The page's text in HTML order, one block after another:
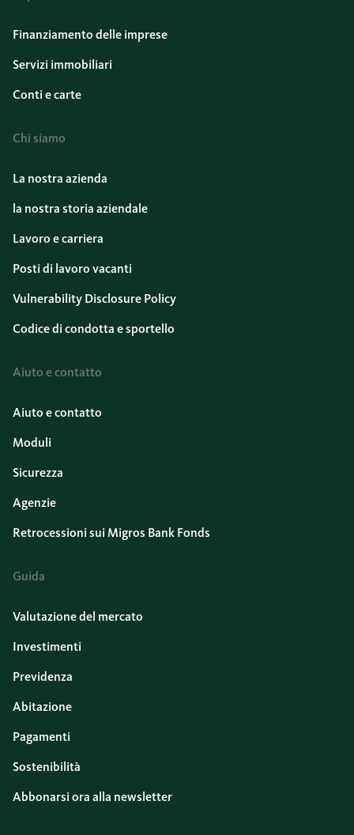
Finanziamento delle imprese
Servizi immobiliari
Conti e carte
Chi siamo
La nostra azienda
la nostra storia aziendale
Lavoro e carriera
Posti di lavoro vacanti
Vulnerability Disclosure Policy
Codice di condotta e sportello
Aiuto e contatto
Aiuto e contatto
Moduli
Sicurezza
Agenzie
Retrocessioni sui Migros Bank Fonds
Guida
Valutazione del mercato
Investimenti
Previdenza
Abitazione
Pagamenti
Sostenibilità
Abbonarsi ora alla newsletter